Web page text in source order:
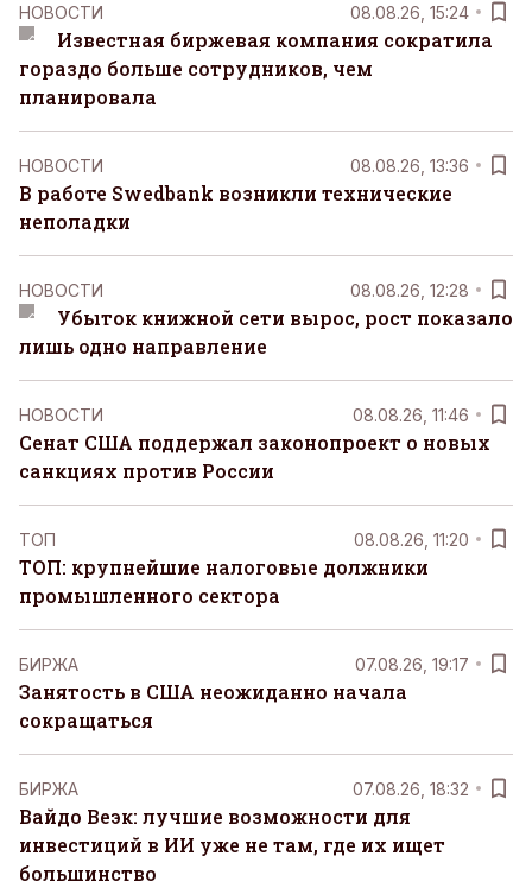
НОВОСТИ 08.08.26, 15:24
Известная биржевая компания сократила
гораздо больше сотрудников, чем
планировала
НОВОСТИ 08.08.26, 13:36
В работе Swedbank возникли технические
неполадки
НОВОСТИ 08.08.26, 12:28
Убыток книжной сети вырос, рост показало
лишь одно направление
НОВОСТИ 08.08.26, 11:46
Сенат США поддержал законопроект о новых
санкциях против России
ТОП 08.08.26, 11:20
ТОП: крупнейшие налоговые должники
промышленного сектора
БИРЖА 07.08.26, 19:17
Занятость в США неожиданно начала
сокращаться
БИРЖА 07.08.26, 18:32
Вайдо Веэк: лучшие возможности для
инвестиций в ИИ уже не там, где их ищет
большинство